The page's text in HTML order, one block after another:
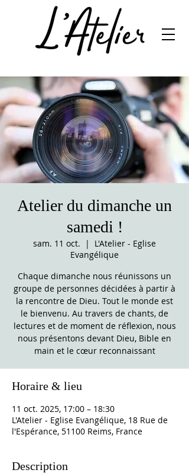
Atelier du dimanche un
samedi !
sam. 11 oct.
  |
L'Atelier - Eglise
Evangélique
Chaque dimanche nous réunissons un
groupe de personnes décidées à partir à
la rencontre de Dieu. Tout le monde est
le bienvenu. Au travers de chants, de
lectures et de moment de réflexion, nous
nous présentons devant Dieu, Bible en
main et le cœur reconnaissant
Horaire & lieu
11 oct. 2025, 17:00 – 18:30
L'Atelier - Eglise Evangélique, 18 Rue de
l'Espérance, 51100 Reims, France
Description